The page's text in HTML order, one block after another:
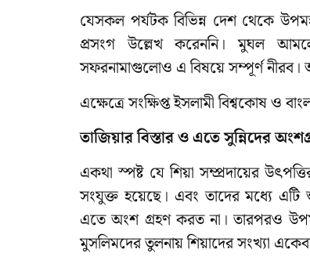
যেসকল পর্যটক বিভিন্ন দেশ থেকে
প্রসংগ উল্লেখ করেননি। মুঘল
সফরনামাগুলোও এ বিষয়ে সম্পূর্ণ নীরব।
এক্ষেত্রে সংক্ষিপ্ত ইসলামী বিশ্বকোষ ও
তাজিয়ার বিস্তার ও এতে সুন্নিদের
একথা স্পষ্ট যে শিয়া সম্প্রদায়ের
সংযুক্ত হয়েছে। এবং তাদের মধ্যে
এতে অংশ গ্রহণ করত না। তারপরও
মুসলিমদের তুলনায় শিয়াদের সংখ্যা